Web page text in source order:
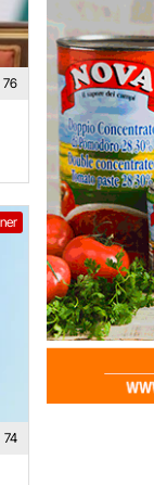
76
74
Tərtərdə
ÖLDÜ
06.08.2026-
BANNER
Tramp:
üstünlük
06.08.2026-
GÜNDƏM
Azərbaycan
Rusiya
-